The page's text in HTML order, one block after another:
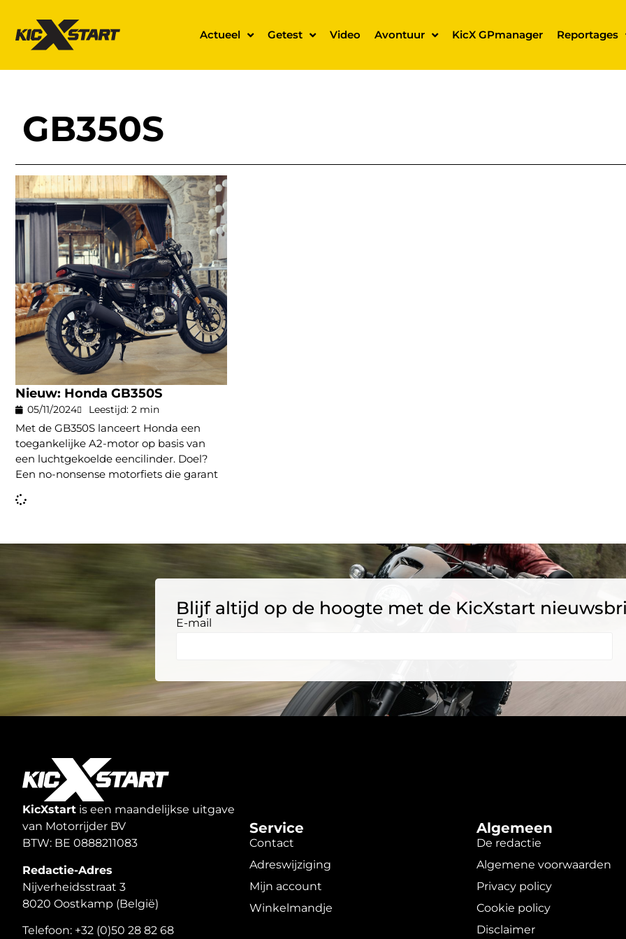
Actueel Getest Video Avontuur KicX GPmanager Reportages
GB350S
Nieuw: Honda GB350S
05/11/2024 Leestijd: 2 min
Met de GB350S lanceert Honda een
toegankelijke A2-motor op basis van
een luchtgekoelde eencilinder. Doel?
Een no-nonsense motorfiets die garant
Blijf altijd op de hoogte met de KicXstart
E-mail
KicXstart is een maandelijkse uitgave
van Motorrijder BV
BTW: BE 0888211083
Redactie-Adres
Nijverheidsstraat 3
8020 Oostkamp (België)
Telefoon: +32 (0)50 28 82 68
Service
Contact
Adreswijziging
Mijn account
Winkelmandje
Algemeen
De redactie
Algemene voorwaarden
Privacy policy
Cookie policy
Disclaimer